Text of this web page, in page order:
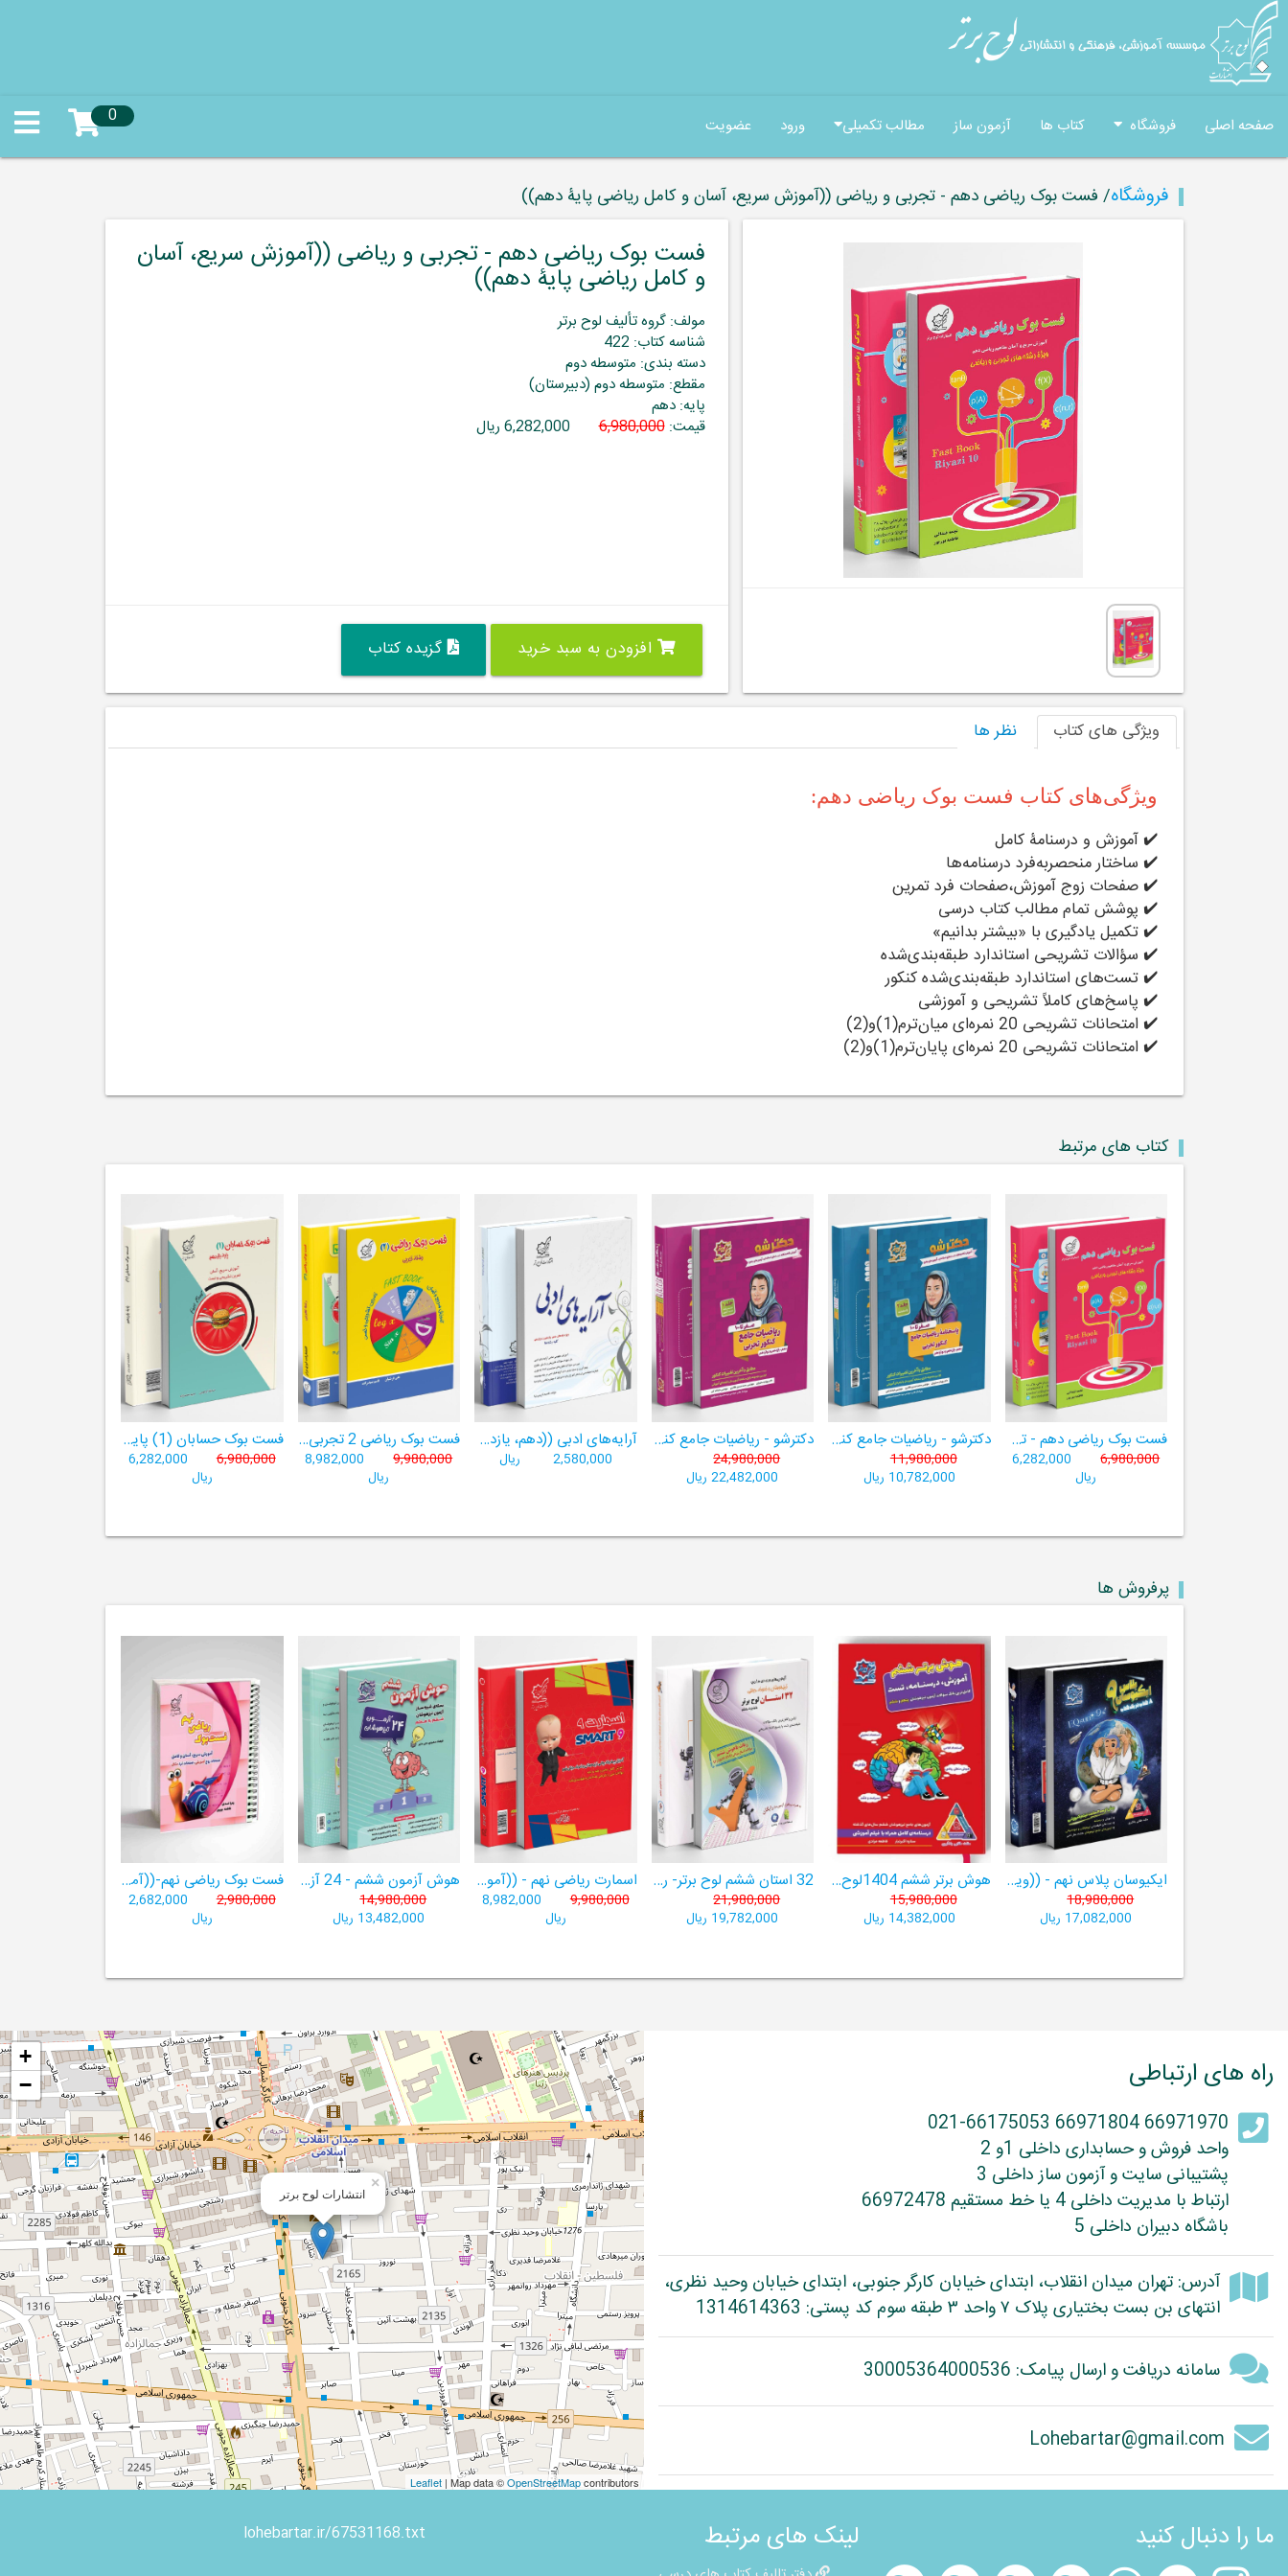
صفحه اصلی فروشگاه کتاب ها آزمون ساز مطالب تکمیلی ورود عضویت 0
فروشگاه/ فست بوک ریاضی دهم - تجربی و ریاضی ((آموزش سریع، آسان و کامل ریاضی پایۀ دهم))
فست بوک ریاضی دهم - تجربی و ریاضی ((آموزش سریع، آسان
و کامل ریاضی پایۀ دهم))
مولف: گروه تألیف لوح برتر
شناسه کتاب: 422
دسته بندی: متوسطه دوم
مقطع: متوسطه دوم (دبیرستان)
پایه: دهم
قیمت:6,980,000 6,282,000 ریال
افزودن به سبد خرید گزیده کتاب
ویژگی های کتاب نظر ها
ویژگی‌های کتاب فست بوک ریاضی دهم:
✔️ آموزش و درسنامۀ کامل
✔️ ساختار منحصر‌به‌فرد درسنامه‌ها
✔️ صفحات زوج آموزش،صفحات فرد تمرین
✔️ پوشش تمام مطالب کتاب درسی
✔️ تکمیل یادگیری با «بیشتر بدانیم»
✔️ سؤالات تشریحی استاندارد طبقه‌بندی‌شده
✔️ تست‌های استاندارد طبقه‌بندی‌شده کنکور
✔️ پاسخ‌های کاملاً تشریحی و آموزشی
✔️ امتحانات تشریحی 20 نمره‌ای میان‌ترم(1)و(2)
✔️ امتحانات تشریحی 20 نمره‌ای پایان‌ترم(1)و(2)
کتاب های مرتبط
فست بوک ریاضی دهم - تجربی و ریاضی ((آموزش سریع، آسان و کامل ریاضی پایۀ دهم))
6,980,000
6,282,000
ریال
دکترشو - ریاضیات جامع کنکور تجربی - دهم،یازدهم،دوازدهم - جلد دو (پاسخنامه)
11,980,000
10,782,000 ریال
دکترشو - ریاضیات جامع کنکور تجربی - دهم،یازدهم،دوازدهم - جلد یک (درسنامه، تست، آزمون)
24,980,000
22,482,000 ریال
آرایه‌های ادبی ((دهم، یازدهم و دوازدهم کلیه رشته‌‌ها))
2,580,000 ریال
فست بوک ریاضی 2 تجربی- ((آموزش سریع، آسان و کامل ریاضی پایۀ یازدهم))
9,980,000
8,982,000
ریال
فست بوک حسابان (1) پایۀ یازدهم
6,980,000
6,282,000
ریال
پرفروش ها
ایکیوسان پلاس نهم - ((ویژۀ مدارس نمونه دولتی، تیزهوشان و سمپاد+ فیلم‌های آموزشی+سامانۀ آزمون‌ساز رایگان))
18,980,000
17,082,000 ریال
هوش برتر ششم 1404لوح برتر- ((ویژۀ آزمون تیزهوشان پایۀ ششم+ فیلم آموزشی + سامانۀ آزمون‌ساز رایگان))
15,980,000
14,382,000 ریال
32 استان ششم لوح برتر- ربات باهوش ششم ((به همراه سامانۀ آزمون‌ساز رایگان))
21,980,000
19,782,000 ریال
اسمارت ریاضی نهم - ((آموزش پیشرفتۀ ریاضی تیزهوشان و نمونه‌دولتی نهم+ سامانۀ آزمون‌ساز آنلاین))
9,980,000
8,982,000
ریال
هوش آزمون ششم - 24 آزمون شبیه ساز تیزهوشان
14,980,000
13,482,000 ریال
فست بوک ریاضی نهم-((آموزش سریع، آسان و کامل ریاضی پایۀ نهم))
2,980,000
2,682,000
ریال
راه های ارتباطی
66971970 66971804 021-66175053
واحد فروش و حسابداری داخلی 1و 2
پشتیبانی سایت و آزمون ساز داخلی 3
ارتباط با مدیریت داخلی 4 یا خط مستقیم 66972478
باشگاه دبیران داخلی 5
آدرس: تهران میدان انقلاب، ابتدای خیابان کارگر جنوبی، ابتدای خیابان وحید نظری،
انتهای بن بست بختیاری پلاک ۷ واحد ۳ طبقه سوم کد پستی: 1314614363
سامانه دریافت و ارسال پیامک: 30005364000536
Lohebartar@gmail.com
انتشارات لوح برتر
×
+
−
Leaflet | Map data ©OpenStreetMapcontributors
ما را دنبال کنید لینک های مرتبط lohebartar.ir/67531168.txt